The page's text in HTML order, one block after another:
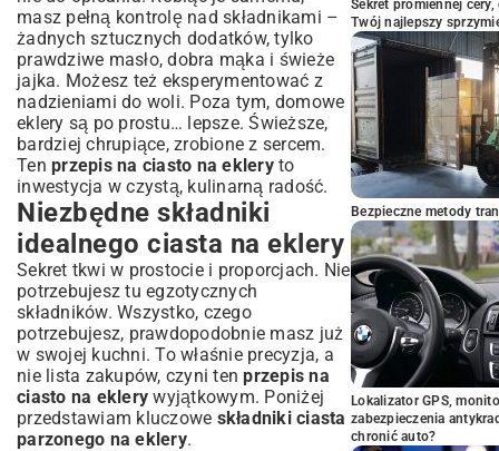
masz pełną kontrolę nad składnikami –
żadnych sztucznych dodatków, tylko
prawdziwe masło, dobra mąka i świeże
jajka. Możesz też eksperymentować z
nadzieniami do woli. Poza tym, domowe
eklery są po prostu… lepsze. Świeższe,
bardziej chrupiące, zrobione z sercem.
Ten przepis na ciasto na ekleryto
inwestycja w czystą, kulinarną radość.
Niezbędne składniki
idealnego ciasta na eklery
Sekret tkwi w prostocie i proporcjach. Nie
potrzebujesz tu egzotycznych
składników. Wszystko, czego
potrzebujesz, prawdopodobnie masz już
w swojej kuchni. To właśnie precyzja, a
nie lista zakupów, czyni tenprzepis na
ciasto na eklery wyjątkowym. Poniżej
przedstawiam kluczowe składniki ciasta
parzonego na eklery.
Sekret promiennej
Twój najlepszy
Bezpieczne metody
Lokalizator GPS,
zabezpieczenia
chronić auto?